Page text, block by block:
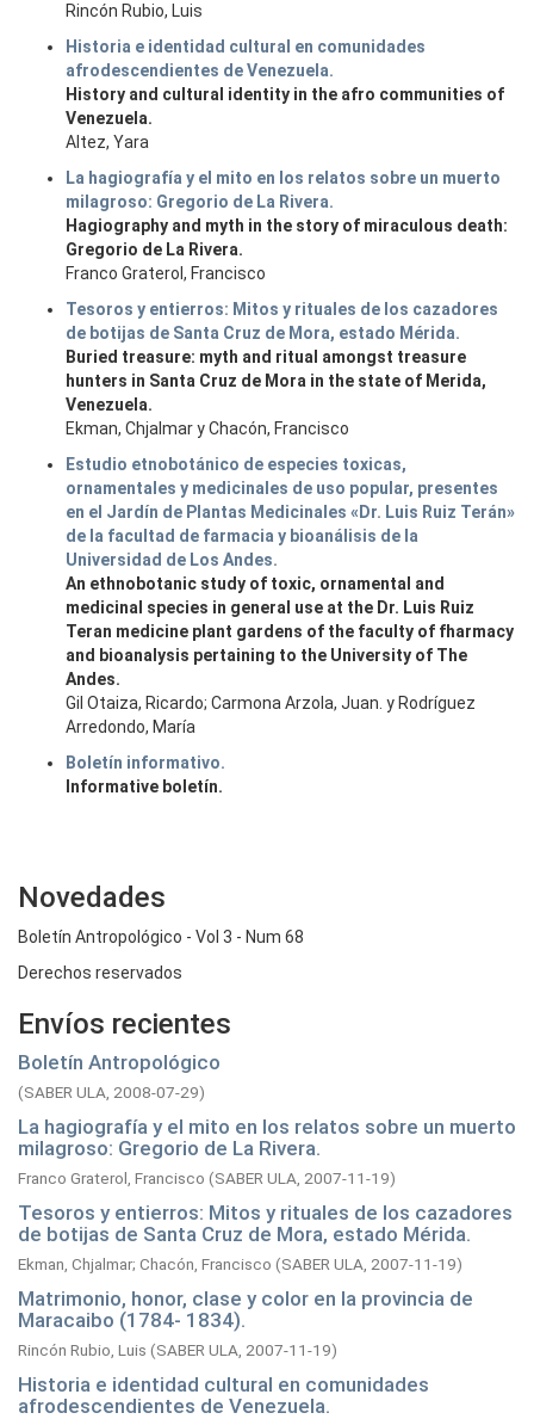
Rincón Rubio, Luis
Historia e identidad cultural en comunidades
afrodescendientes de Venezuela.
History and cultural identity in the afro communities of
Venezuela.
Altez, Yara
La hagiografía y el mito en los relatos sobre un muerto
milagroso: Gregorio de La Rivera.
Hagiography and myth in the story of miraculous death:
Gregorio de La Rivera.
Franco Graterol, Francisco
Tesoros y entierros: Mitos y rituales de los cazadores
de botijas de Santa Cruz de Mora, estado Mérida.
Buried treasure: myth and ritual amongst treasure
hunters in Santa Cruz de Mora in the state of Merida,
Venezuela.
Ekman, Chjalmar y Chacón, Francisco
Estudio etnobotánico de especies toxicas,
ornamentales y medicinales de uso popular, presentes
en el Jardín de Plantas Medicinales «Dr. Luis Ruiz Terán»
de la facultad de farmacia y bioanálisis de la
Universidad de Los Andes.
An ethnobotanic study of toxic, ornamental and
medicinal species in general use at the Dr. Luis Ruiz
Teran medicine plant gardens of the faculty of fharmacy
and bioanalysis pertaining to the University of The
Andes.
Gil Otaiza, Ricardo; Carmona Arzola, Juan. y Rodríguez
Arredondo, María
Boletín informativo.
Informative boletín.
Novedades
Boletín Antropológico - Vol 3 - Num 68
Derechos reservados
Envíos recientes
Boletín Antropológico
(SABER ULA, 2008-07-29)
La hagiografía y el mito en los relatos sobre un muerto
milagroso: Gregorio de La Rivera.
Franco Graterol, Francisco (SABER ULA, 2007-11-19)
Tesoros y entierros: Mitos y rituales de los cazadores
de botijas de Santa Cruz de Mora, estado Mérida.
Ekman, Chjalmar; Chacón, Francisco (SABER ULA, 2007-11-19)
Matrimonio, honor, clase y color en la provincia de
Maracaibo (1784- 1834).
Rincón Rubio, Luis (SABER ULA, 2007-11-19)
Historia e identidad cultural en comunidades
afrodescendientes de Venezuela.